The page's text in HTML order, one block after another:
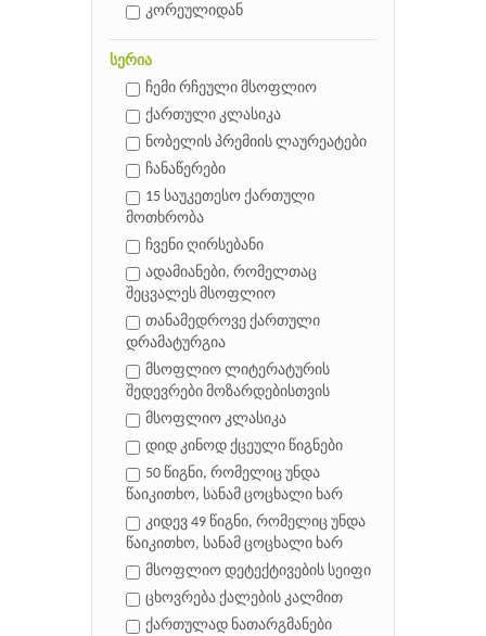
კორეულიდან
სერია
ჩემი რჩეული მსოფლიო
ქართული კლასიკა
ნობელის პრემიის ლაურეატები
ჩანაწერები
15 საუკეთესო ქართული
მოთხრობა
ჩვენი ღირსებანი
ადამიანები, რომელთაც
შეცვალეს მსოფლიო
თანამედროვე ქართული
დრამატურგია
მსოფლიო ლიტერატურის
შედევრები მოზარდებისთვის
მსოფლიო კლასიკა
დიდ კინოდ ქცეული წიგნები
50 წიგნი, რომელიც უნდა
წაიკითხო, სანამ ცოცხალი ხარ
კიდევ 49 წიგნი, რომელიც უნდა
წაიკითხო, სანამ ცოცხალი ხარ
მსოფლიო დეტექტივების სეიფი
ცხოვრება ქალების კალმით
ქართულად ნათარგმანები